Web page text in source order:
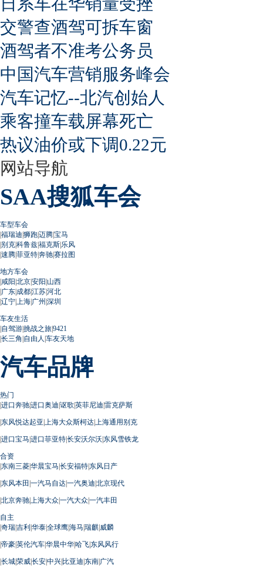
交警查酒驾可拆车窗
酒驾者不准考公务员
中国汽车营销服务峰会
汽车记忆--北汽创始人
乘客撞车载屏幕死亡
热议油价或下调0.22元
网站导航
SAA搜狐车会
车型车会
|福瑞迪|狮跑|迈腾|宝马
|别克|科鲁兹|福克斯|乐风
|速腾|菲亚特|奔驰|赛拉图
地方车会
|咸阳|北京|安阳|山西
|广东|成都|江苏|河北
|辽宁| 上海|广州 |深圳
车友生活
|自驾游|挑战之旅|9421
|长三角 |自由人 |车友天地
汽车品牌
热门
|进口奔驰|进口奥迪|讴歌|英菲尼迪|雷克萨斯
|东风悦达起亚| 上海大众斯柯达| 上海通用别克
|进口宝马|进口菲亚特|长安沃尔沃|东风雪铁龙
合资
|东南三菱|华晨宝马|长安福特|东风日产
|东风本田 |一汽马自达|一汽奥迪|北京现代
|北京奔驰| 上海大众|一汽大众|一汽丰田
自主
|奇瑞|吉利|华泰|全球鹰|海马|瑞麒|威麟
|帝豪|英伦汽车|华晨中华|哈飞|东风风行
|长城|荣威|长安|中兴|比亚迪|东南|广汽